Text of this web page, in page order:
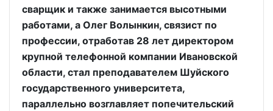
сварщик и также занимается высотными
работами, а Олег Волынкин, связист по
профессии, отработав 28 лет директором
крупной телефонной компании Ивановской
области, стал преподавателем Шуйского
государственного университета,
параллельно возглавляет попечительский